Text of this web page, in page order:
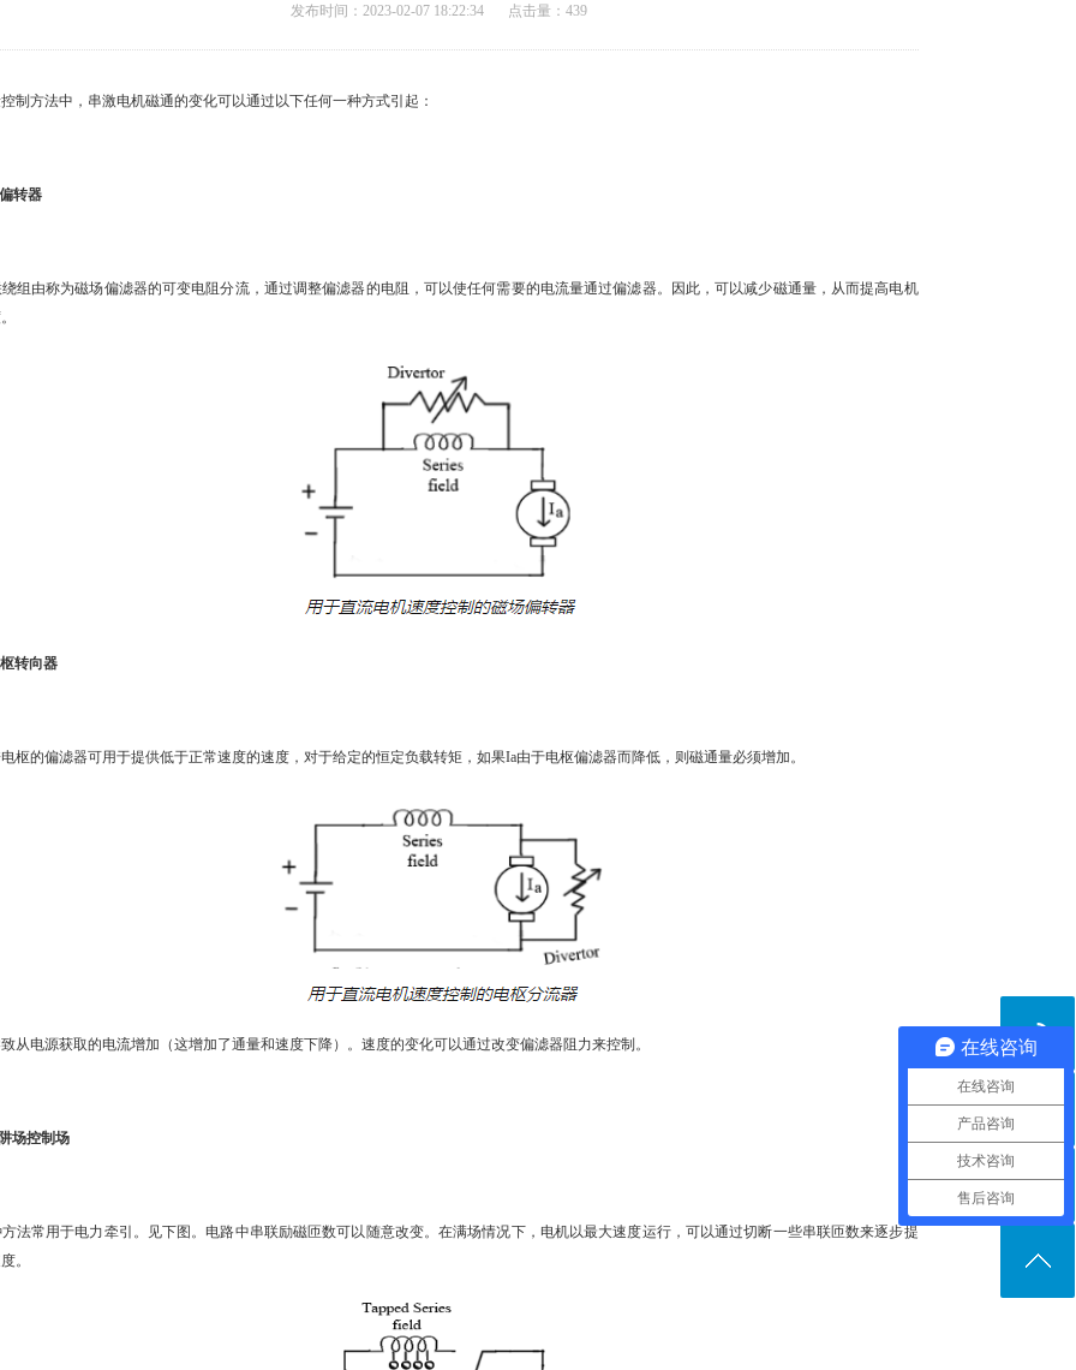
发布时间：2023-02-07 18:22:34 点击量： 439
制方法中，串激电机磁通的变化可以通过以下任何一种方式引起：
转器
组由称为磁场偏滤器的可变电阻分流，通过调整偏滤器的电阻，可以使任何需要的电流量通过偏滤器。因此，可以减少磁通量，从而提高电机
转向器
枢的偏滤器可用于提供低于正常速度的速度，对于给定的恒定负载转矩，如果Ia由于电枢偏滤器而降低，则磁通量必须增加。
从电源获取的电流增加（这增加了通量和速度下降）。速度的变化可以通过改变偏滤器阻力来控制。
场控制场
法常用于电力牵引。见下图。电路中串联励磁匝数可以随意改变。在满场情况下，电机以最大速度运行，可以通过切断一些串联匝数来逐步提
。
在线咨询
在线咨询
产品咨询
技术咨询
售后咨询